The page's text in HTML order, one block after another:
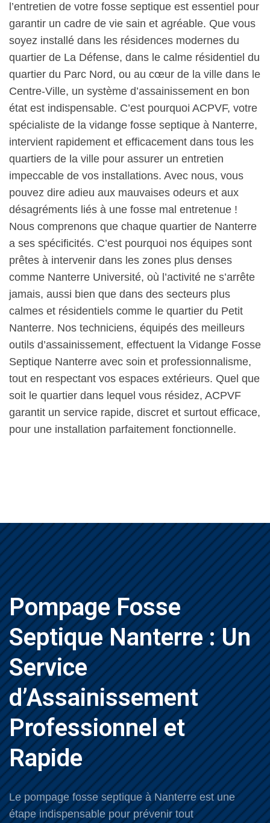
l’entretien de votre fosse septique est essentiel pour
garantir un cadre de vie sain et agréable. Que vous
soyez installé dans les résidences modernes du
quartier de La Défense, dans le calme résidentiel du
quartier du Parc Nord, ou au cœur de la ville dans le
Centre-Ville, un système d’assainissement en bon
état est indispensable. C’est pourquoi ACPVF, votre
spécialiste de la vidange fosse septique à Nanterre,
intervient rapidement et efficacement dans tous les
quartiers de la ville pour assurer un entretien
impeccable de vos installations. Avec nous, vous
pouvez dire adieu aux mauvaises odeurs et aux
désagréments liés à une fosse mal entretenue !
Nous comprenons que chaque quartier de Nanterre
a ses spécificités. C’est pourquoi nos équipes sont
prêtes à intervenir dans les zones plus denses
comme Nanterre Université, où l’activité ne s’arrête
jamais, aussi bien que dans des secteurs plus
calmes et résidentiels comme le quartier du Petit
Nanterre. Nos techniciens, équipés des meilleurs
outils d’assainissement, effectuent la Vidange Fosse
Septique Nanterre avec soin et professionnalisme,
tout en respectant vos espaces extérieurs. Quel que
soit le quartier dans lequel vous résidez, ACPVF
garantit un service rapide, discret et surtout efficace,
pour une installation parfaitement fonctionnelle.
Pompage Fosse
Septique Nanterre : Un
Service
d’Assainissement
Professionnel et
Rapide
Le pompage fosse septique à Nanterre est une
étape indispensable pour prévenir tout